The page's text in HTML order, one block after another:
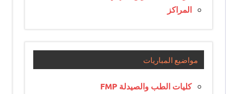
المراكز
مواضيع المباريات
كليات الطب والصيدلة FMP